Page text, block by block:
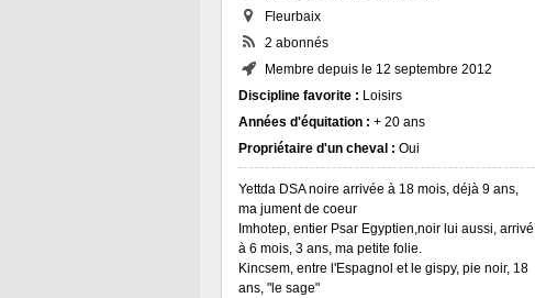
Fleurbaix
2 abonnés
Membre depuis le 12 septembre 2012
Discipline favorite : Loisirs
Années d'équitation : + 20 ans
Propriétaire d'un cheval : Oui
Yettda DSA noire arrivée à 18 mois, déjà 9 ans,
ma jument de coeur
Imhotep, entier Psar Egyptien,noir lui aussi, arrivé
à 6 mois, 3 ans, ma petite folie.
Kincsem, entre l'Espagnol et le gispy, pie noir, 18
ans, "le sage"